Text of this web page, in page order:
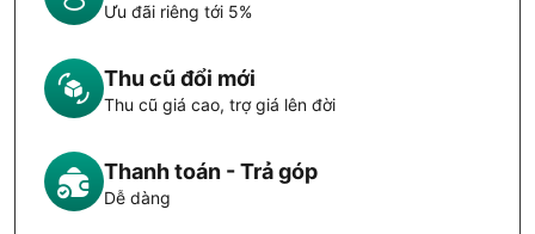
Ưu đãi riêng tới 5%
Thu cũ đổi mới
Thu cũ giá cao, trợ giá lên đời
Thanh toán - Trả góp
Dễ dàng